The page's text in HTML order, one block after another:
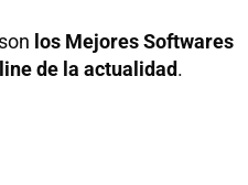
los Mejores Softwares
de la actualidad.